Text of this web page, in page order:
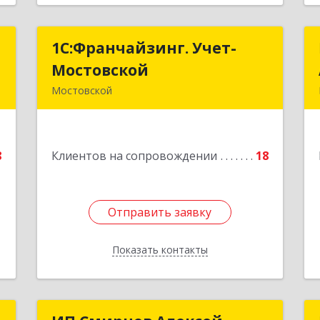
1С:Франчайзинг. Учет-
Мостовской
Мостовской
Клиентов на сопровождении 18
Отправить заявку
Показать контакты
1С:Франчайзинг. Учет-
корпус 1
Отправить заявку
Назад